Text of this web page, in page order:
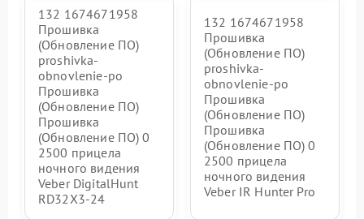
132 1674671958
Прошивка
(Обновление ПО)
proshivka-
obnovlenie-po
Прошивка
(Обновление ПО)
Прошивка
(Обновление ПО) 0
2500 прицела
ночного видения
Veber DigitalHunt
RD32X3-24
132 1674671958
Прошивка
(Обновление ПО)
proshivka-
obnovlenie-po
Прошивка
(Обновление ПО)
Прошивка
(Обновление ПО) 0
2500 прицела
ночного видения
Veber IR Hunter Pro